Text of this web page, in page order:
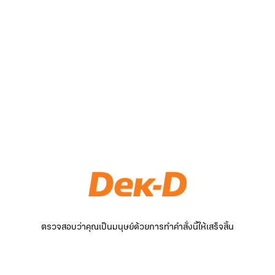
ตรวจสอบว่าคุณเป็นมนุษย์ด้วยการทำคำสั่งนี้ให้เสร็จสิ้น